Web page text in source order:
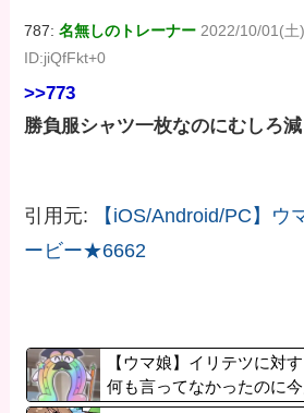
787:名無しのトレーナー 2022/10/01(
ID:jiQfFkt+0
>>773
勝負服シャツ一枚なのにむしろ
引用元:
【iOS/Android/PC】ウ
ービー★6662
【ウマ娘】イリテツに対
何も言ってなかったのに